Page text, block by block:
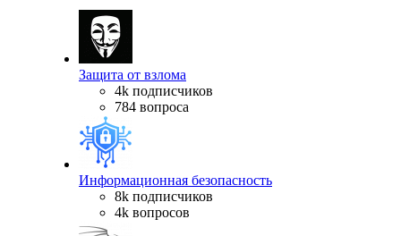
Защита от взлома
4k подписчиков
784 вопроса
Информационная безопасность
8k подписчиков
4k вопросов